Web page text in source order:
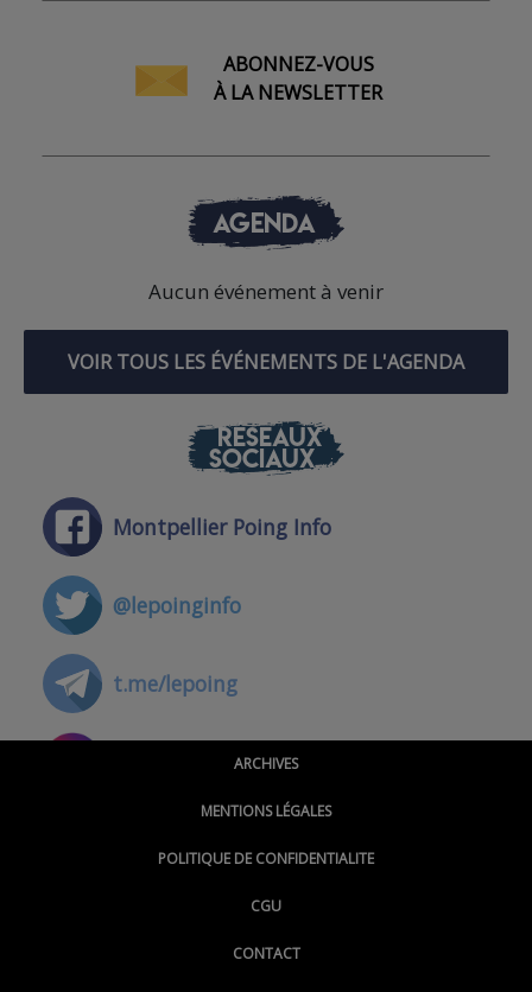
ABONNEZ-VOUS
À LA NEWSLETTER
AGENDA
Aucun événement à venir
VOIR TOUS LES ÉVÉNEMENTS DE L'AGENDA
RÉSEAUX
SOCIAUX
Montpellier Poing Info
@lepoinginfo
t.me/lepoing
@montpellierpoinginfo
@LePoingMontpellier
ARCHIVES
MENTIONS LÉGALES
POLITIQUE DE CONFIDENTIALITE
CGU
CONTACT